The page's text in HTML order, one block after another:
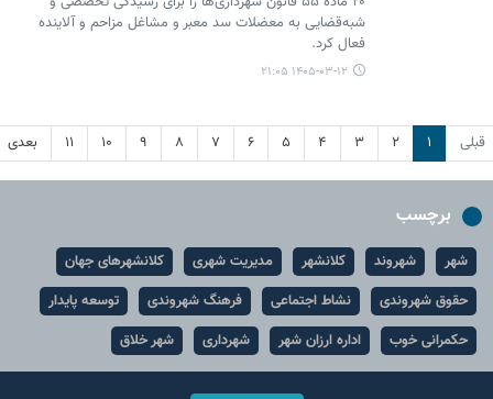
شبه‌قضایی به معضلات سد معبر و مشاغل مزاحم و آلاینده
فعال کرد.
۱۴۰۵-۰۳-۱۲ ۲۱:۰۵
قبلی ۱ ۲ ۳ ۴ ۵ ۶ ۷ ۸ ۹ ۱۰ ۱۱ بعدی
برچسب
شهر شهروند کلانشهر مدیریت شهری
کلانشهرهای جهان
حقوق شهروندی
نشاط اجتماعی فرهنگ شهروندی
توسعه پایدار
حکمرانی خوب
اداره ارزان شهر شهرداری شهر خلاق